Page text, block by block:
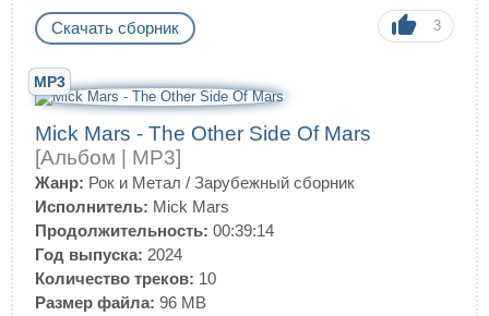
Скачать сборник 3
MP3
Mick Mars - The Other Side Of Mars
[Альбом | MP3]
Жанр: Рок и Метал / Зарубежный сборник
Исполнитель: Mick Mars
Продолжительность: 00:39:14
Год выпуска: 2024
Количество треков: 10
Размер файла: 96 MB